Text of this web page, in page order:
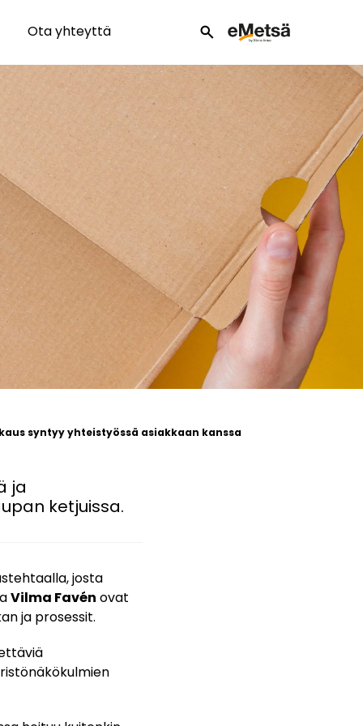
Ota yhteyttä search
syntyy yhteistyössä asiakkaan kanssa
ja
ketjuissa.
josta
Vilma Favén ovat
ja prosessit.